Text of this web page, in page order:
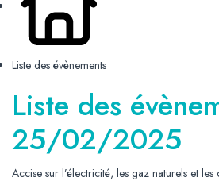
Liste des évènements
Liste des
25/02/2025
Accise sur l’électricité, les gaz naturels et les